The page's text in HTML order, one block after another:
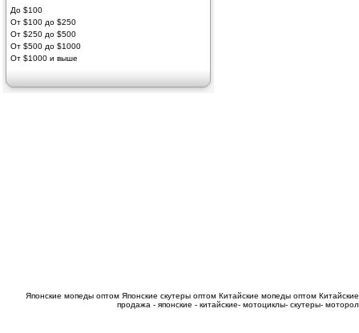
До $100
От $100 до $250
От $250 до $500
От $500 до $1000
От $1000 и выше
Японские мопеды оптом Японские скутеры оптом Китайские мопеды оптом
продажа - японские - китайские- мотоциклы- скутеры-